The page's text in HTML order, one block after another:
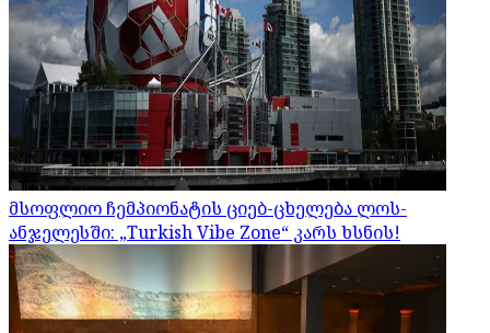
მსოფლიო ჩემპიონატის ციებ-ცხელება ლოს-
ანჯელესში: „Turkish Vibe Zone“ კარს ხსნის!